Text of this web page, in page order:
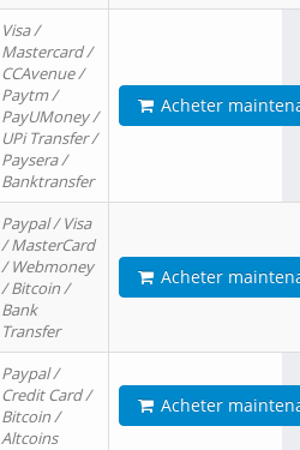
Visa /
Mastercard /
CCAvenue /
Paytm /
PayUMoney /
UPi Transfer /
Paysera /
Banktransfer
Acheter
Paypal / Visa
/ MasterCard
/ Webmoney
/ Bitcoin /
Bank
Transfer
Acheter
Paypal /
Credit Card /
Bitcoin /
Altcoins
Acheter